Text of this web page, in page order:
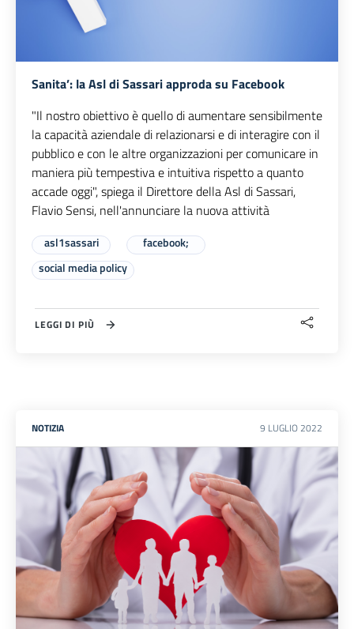
Sanita’: la Asl di Sassari approda su Facebook
"Il nostro obiettivo è quello di aumentare sensibilmente
la capacità aziendale di relazionarsi e di interagire con il
pubblico e con le altre organizzazioni per comunicare in
maniera più tempestiva e intuitiva rispetto a quanto
accade oggi", spiega il Direttore della Asl di Sassari,
Flavio Sensi, nell'annunciare la nuova attività
asl1sassari
facebook;
social media policy
LEGGI DI PIÙ
NOTIZIA 9 LUGLIO 2022